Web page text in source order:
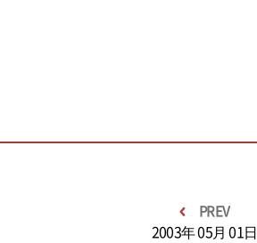
PREV
2003年 05月 01日